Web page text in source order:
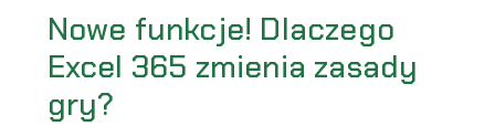
Nowe funkcje! Dlaczego
Excel 365 zmienia zasady
gry?